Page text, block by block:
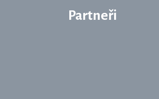
Partneři